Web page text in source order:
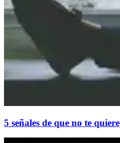
5 señales de que no te quiere